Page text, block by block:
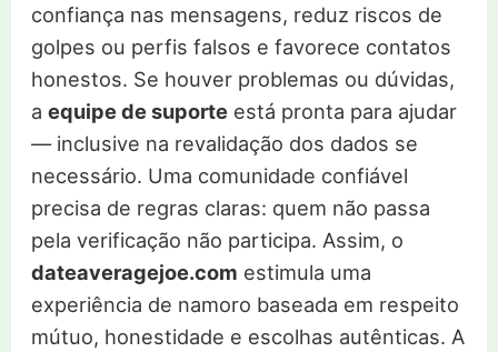
confiança nas mensagens, reduz riscos de
golpes ou perfis falsos e favorece contatos
honestos. Se houver problemas ou dúvidas,
a equipe de suporteestá pronta para ajudar
— inclusive na revalidação dos dados se
necessário. Uma comunidade confiável
precisa de regras claras: quem não passa
pela verificação não participa. Assim, o
dateaveragejoe.com estimula uma
experiência de namoro baseada em respeito
mútuo, honestidade e escolhas autênticas. A